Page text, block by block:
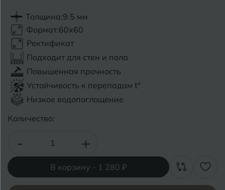
Толщина:9.5 мм
Формат:60x60
Ректификат
Подходит для стен и пола
Повышенная прочность
Устойчивость к перепадам t°
Низкое водопоглощение
Количество:
- +
В корзину - 1 280 ₽
Бугульма
Бугуруслан
В Великий Новгород
Владимир
Смоленск
Сосновый Бор